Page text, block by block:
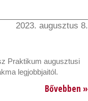
2023. augusztus 8.
Praktikum augusztusi
legjobbjaitól.
Bővebben »